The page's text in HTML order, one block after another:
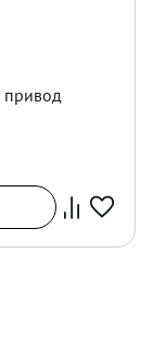
привод